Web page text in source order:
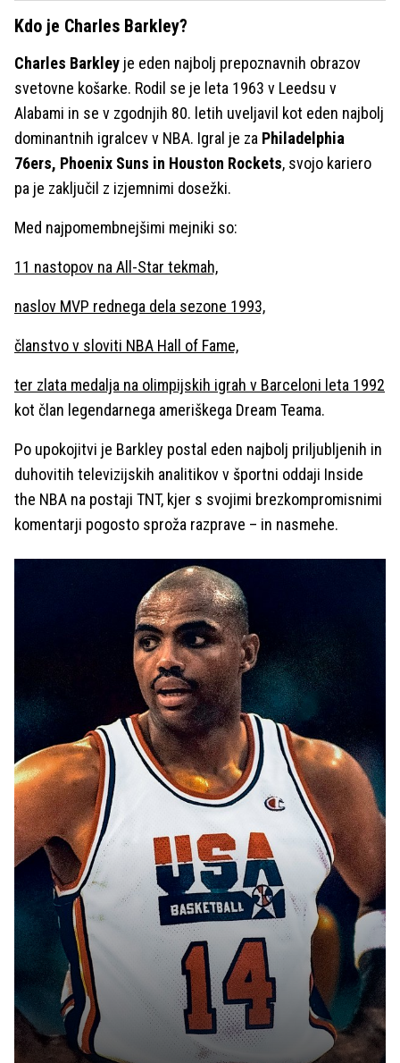
Kdo je Charles Barkley?
Charles Barkley je eden najbolj prepoznavnih obrazov
svetovne košarke. Rodil se je leta 1963 v Leedsu v
Alabami in se v zgodnjih 80. letih uveljavil kot eden najbolj
dominantnih igralcev v NBA. Igral je za Philadelphia
76ers, Phoenix Suns in Houston Rockets, svojo kariero
pa je zaključil z izjemnimi dosežki.
Med najpomembnejšimi mejniki so:
11 nastopov na All-Star tekmah,
naslov MVP rednega dela sezone 1993,
članstvo v sloviti NBA Hall of Fame,
ter zlata medalja na olimpijskih igrah v Barceloni leta 1992
kot član legendarnega ameriškega Dream Teama.
Po upokojitvi je Barkley postal eden najbolj priljubljenih in
duhovitih televizijskih analitikov v športni oddaji Inside
the NBA na postaji TNT, kjer s svojimi brezkompromisnimi
komentarji pogosto sproža razprave – in nasmehe.